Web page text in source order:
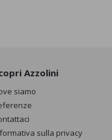
Azzolini
siamo
sulla privacy